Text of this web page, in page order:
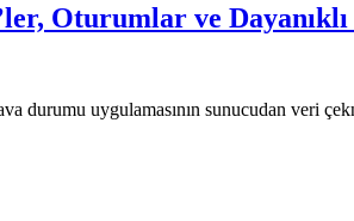
Oturumlar ve
uygulamasının sunucudan veri